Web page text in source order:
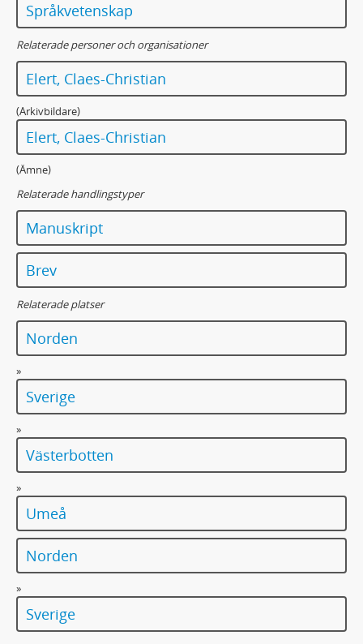
Språkvetenskap
Relaterade personer och organisationer
Elert, Claes-Christian
(Arkivbildare)
Elert, Claes-Christian
(Ämne)
Relaterade handlingstyper
Manuskript
Brev
Relaterade platser
Norden
»
Sverige
»
Västerbotten
»
Umeå
Norden
»
Sverige